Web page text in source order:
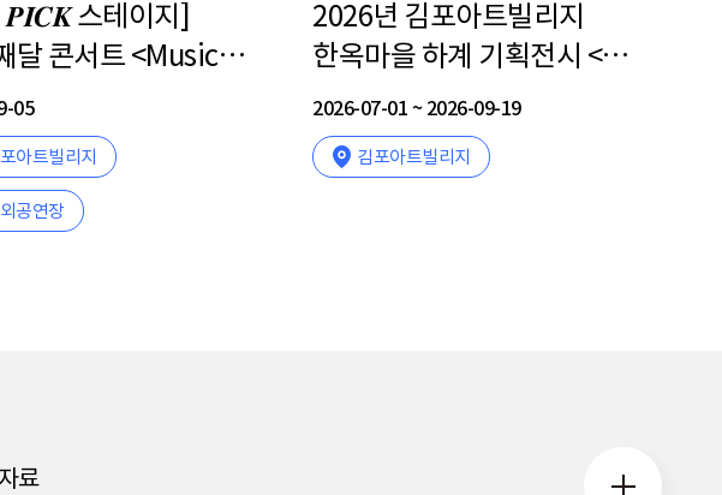
𝑷𝑰𝑪𝑲 스테이지]
째달 콘서트 <Music
: Autopilot>
야외공연장
2026-09-05
14:00
𝑷𝑰𝑪𝑲 스테이지]
달 콘서트 <Music
: Autopilot>
05
아트빌리지
공연장
2026년 김포아트빌리지
달콤 불시착 : 한옥에 찾아온
침입자들>
장소
김포아트빌리지
날짜
2026-07-01
2026년 김포아트빌리지
한옥마을 하계 기획전시 <
달콤 불시착 : 한옥에 찾아온
침입자들>
2026-07-01 ~ 2026-09-19
김포아트빌리지
통진두레문화센터
스테이지>
통진두레문화센터
2026-06-27
10-25
진두레문화센터
연 <어린이
테이지>
27~
두레문화센터
2026 광장 속 버스킹
장소
구래동 문화의 거리,
미디어센터 앞
2026 광장 속 버스킹
2026-04-08~2026-10-28
년 김포아트빌리지
불시착 : 한옥에 찾아온
자들>김포아트빌리지
2026-07-01
09-19
김포아트빌리지
을 하계 기획전시 <
시착 : 한옥에 찾아온
들>
01~
아트빌리지
K-콘텐츠 미디어아트
기획전시 <영원한 안녕>
날짜
2026-07-15
K-콘텐츠 미디어아트
기획전시 <영원한 안녕>
2026-07-15 ~ 2026-10-04
김포미디어아트센터
도담 예술 한옥 나들이_
·청년 양육자)아장아장
나들이
2026-09-02
09-16
오전 10시 ~ 오후
청년 양육자)아장아장
들이
02~2026-09-16
모담도담 예술 한옥 나들이_
(중장년)우아한 한옥 나들이
장소
김포아트빌리지
날짜
2026-08-06
(중장년)우아한 한옥 나들이
2026-08-06~ 2026-09-17
김포아트빌리지
마을 전통문화체험
그램<한옥 문화마당>
한옥마을
2026-08-08
12-19
을 전통문화체험
램<한옥 문화마당>
08~2026-12-19
료